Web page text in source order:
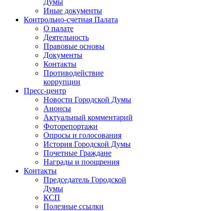
Иные документы
Контрольно-счетная Палата
О палате
Деятельность
Правовые основы
Документы
Контакты
Противодействие
коррупции
Пресс-центр
Новости Городской Думы
Анонсы
Актуальный комментарий
Фоторепортажи
Опросы и голосования
История Городской Думы
Почетные Граждане
Награды и поощрения
Контакты
Председатель Городской
Думы
КСП
Полезные ссылки